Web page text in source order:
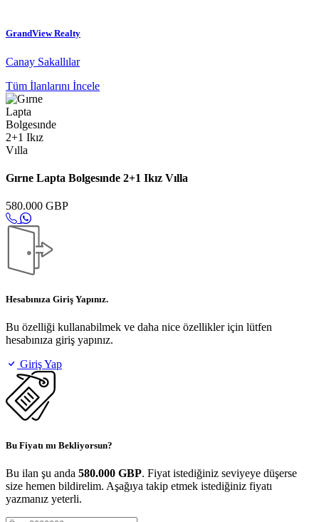
GrandView Realty
Canay Sakallılar
Tüm İlanlarını İncele
Gırne Lapta Bolgesınde 2+1 Ikız Vılla
580.000 GBP
Hesabınıza Giriş Yapınız.
Bu özelliği kullanabilmek ve daha nice özellikler için lütfen
hesabınıza giriş yapınız.
Giriş Yap
Bu Fiyatı mı Bekliyorsun?
Bu ilan şu anda 580.000 GBP. Fiyat istediğiniz seviyeye düşerse
size hemen bildirelim. Aşağıya takip etmek istediğiniz fiyatı
yazmanız yeterli.